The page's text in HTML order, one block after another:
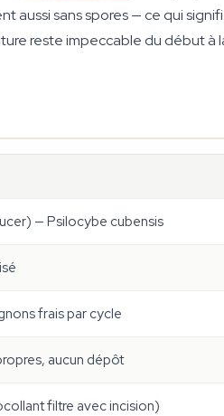
aussi sans spores — ce qui
reste impeccable du début à
— Psilocybe cubensis
frais par cycle
aucun dépôt
filtre avec incision)